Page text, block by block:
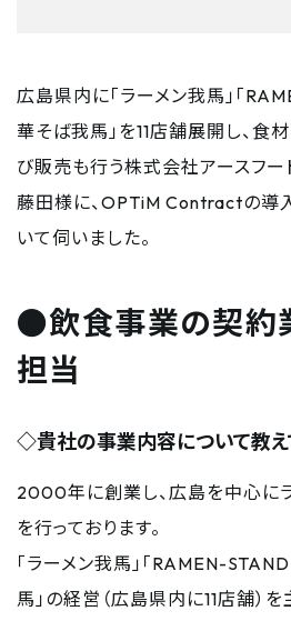
広島県内に「ラーメン我馬」「
華そば我馬」を11店舗展開し、食
び販売も行う株式会社アースフー
藤田様に、OPTiM Contractの導
いて伺いました。
●飲食事業の契約
担当
◇貴社の事業内容について教え
2000年に創業し、広島を中心に
を行っております。
「ラーメン我馬」「RAMEN-
馬」の経営（広島県内に11店舗）